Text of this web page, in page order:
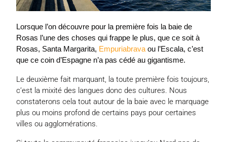
Lorsque l’on découvre pour la première fois la baie de
Rosas l’une des choses qui frappe le plus, que ce soit à
Rosas, Santa Margarita, Empuriabrava ou l’Escala, c’est
que ce coin d’Espagne n’a pas cédé au gigantisme.
Le deuxième fait marquant, la toute première fois toujours,
c’est la mixité des langues donc des cultures. Nous
constaterons cela tout autour de la baie avec le marquage
plus ou moins profond de certains pays pour certaines
villes ou agglomérations.